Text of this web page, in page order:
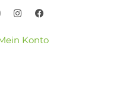
Konto